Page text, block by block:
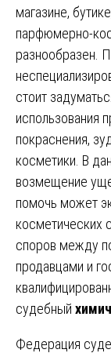
магазине,
парфюмерно-
разнообразен.
стоит
использования
покраснения,
косметики. В
возмещение
помочь может
косметических
споров между
продавцами и
судебный
Федерация